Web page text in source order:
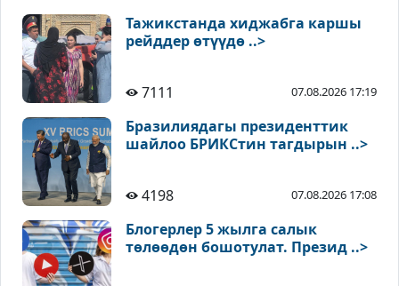
Тажикстанда хиджабга каршы
рейддер өтүүдө ..>
7111 07.08.2026 17:19
Бразилиядагы президенттик
шайлоо БРИКСтин тагдырын ..>
4198 07.08.2026 17:08
Блогерлер 5 жылга салык
төлөөдөн бошотулат. Презид ..>